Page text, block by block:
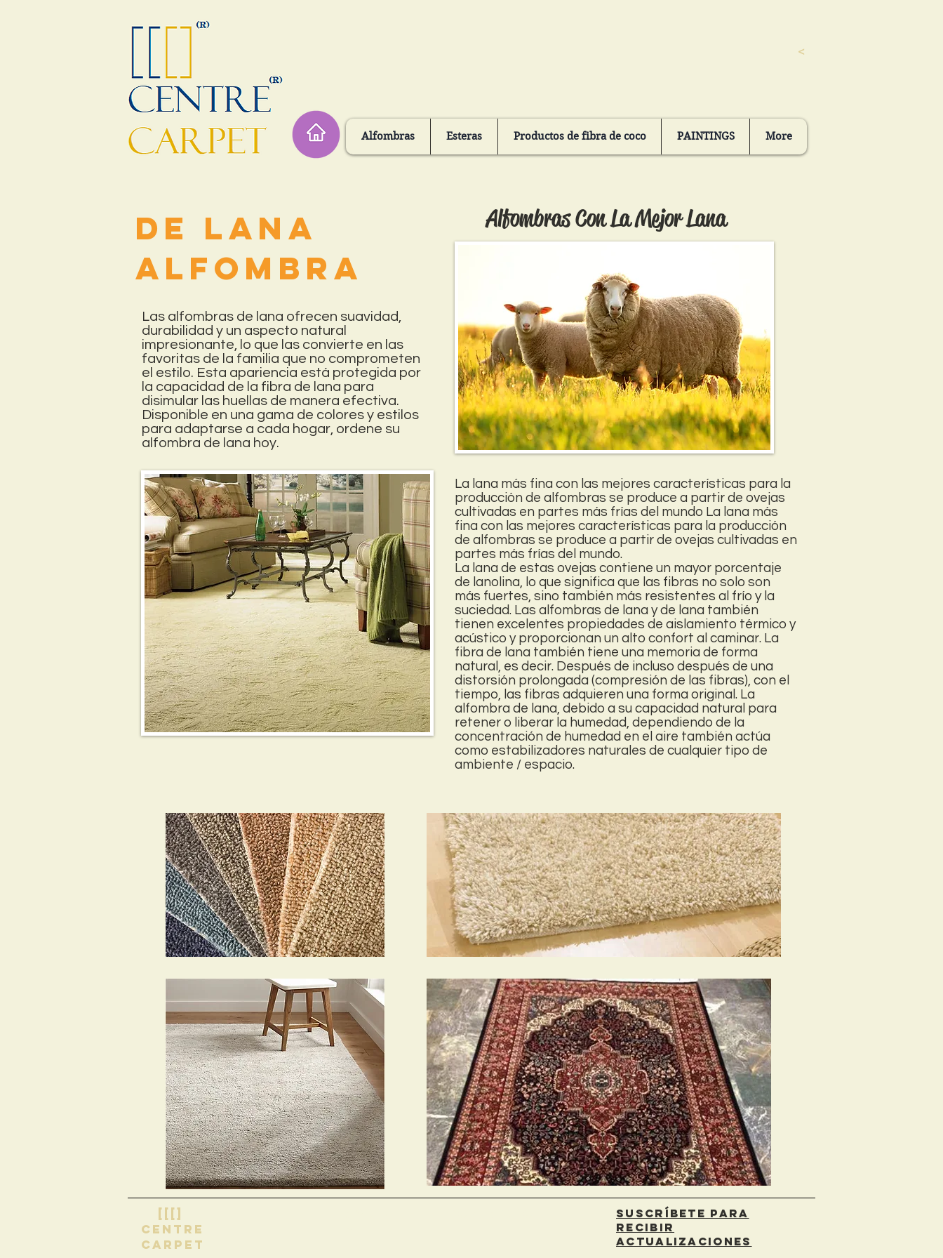
<
Alfombras Esteras Productos de fibra de coco PAINTINGS More
De lana
Alfombra
Las alfombras de lana ofrecen suavidad,
durabilidad y un aspecto natural
impresionante, lo que las convierte en las
favoritas de la familia que no comprometen
el estilo. Esta apariencia está protegida por
la capacidad de la fibra de lana para
disimular las huellas de manera efectiva.
Disponible en una gama de colores y estilos
para adaptarse a cada hogar, ordene su
alfombra de lana hoy.
Alfombras Con La Mejor Lana
La lana más fina con las mejores características para la
producción de alfombras se produce a partir de ovejas
cultivadas en partes más frías del mundo La lana más
fina con las mejores características para la producción
de alfombras se produce a partir de ovejas cultivadas en
partes más frías del mundo.
La lana de estas ovejas contiene un mayor porcentaje
de lanolina, lo que significa que las fibras no solo son
más fuertes, sino también más resistentes al frío y la
suciedad. Las alfombras de lana y de lana también
tienen excelentes propiedades de aislamiento térmico y
acústico y proporcionan un alto confort al caminar. La
fibra de lana también tiene una memoria de forma
natural, es decir. Después de incluso después de una
distorsión prolongada (compresión de las fibras), con el
tiempo, las fibras adquieren una forma original. La
alfombra de lana, debido a su capacidad natural para
retener o liberar la humedad, dependiendo de la
concentración de humedad en el aire también actúa
como estabilizadores naturales de cualquier tipo de
ambiente / espacio.
[[[]
centre
carpet
Suscríbete para
recibir
actualizaciones